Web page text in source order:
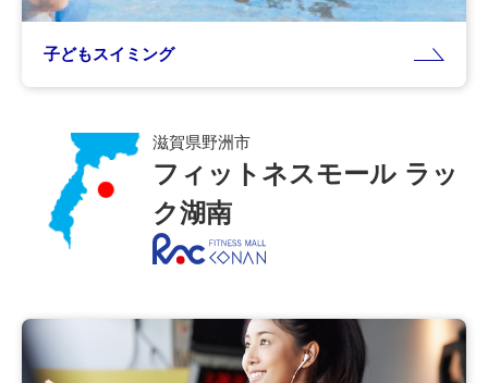
子どもスイミング
滋賀県野洲市
フィットネスモール ラッ
ク湖南